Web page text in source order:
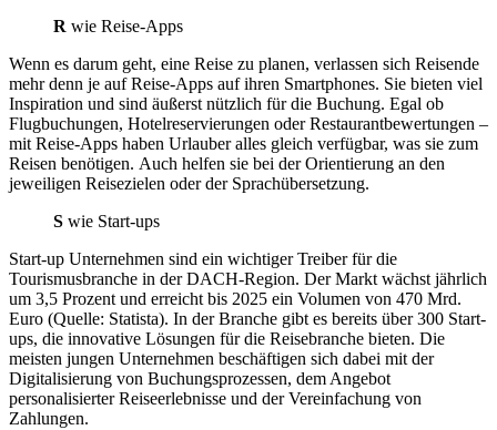
R wie Reise-Apps
Wenn es darum geht, eine Reise zu planen, verlassen sich Reisende
mehr denn je auf Reise-Apps auf ihren Smartphones. Sie bieten viel
Inspiration und sind äußerst nützlich für die Buchung. Egal ob
Flugbuchungen, Hotelreservierungen oder Restaurantbewertungen –
mit Reise-Apps haben Urlauber alles gleich verfügbar, was sie zum
Reisen benötigen. Auch helfen sie bei der Orientierung an den
jeweiligen Reisezielen oder der Sprachübersetzung.
S wie Start-ups
Start-up Unternehmen sind ein wichtiger Treiber für die
Tourismusbranche in der DACH-Region. Der Markt wächst jährlich
um 3,5 Prozent und erreicht bis 2025 ein Volumen von 470 Mrd.
Euro (Quelle: Statista). In der Branche gibt es bereits über 300 Start-
ups, die innovative Lösungen für die Reisebranche bieten. Die
meisten jungen Unternehmen beschäftigen sich dabei mit der
Digitalisierung von Buchungsprozessen, dem Angebot
personalisierter Reiseerlebnisse und der Vereinfachung von
Zahlungen.